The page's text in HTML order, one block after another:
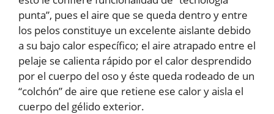
punta”, pues el aire que se queda dentro y entre
los pelos constituye un excelente aislante debido
a su bajo calor específico; el aire atrapado entre el
pelaje se calienta rápido por el calor desprendido
por el cuerpo del oso y éste queda rodeado de un
“colchón” de aire que retiene ese calor y aisla el
cuerpo del gélido exterior.